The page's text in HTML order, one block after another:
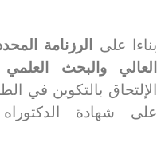
بناءا على
الرزنامة
العالي والبحث العلمي
الإلتحاق بالتكوين في
على شهادة